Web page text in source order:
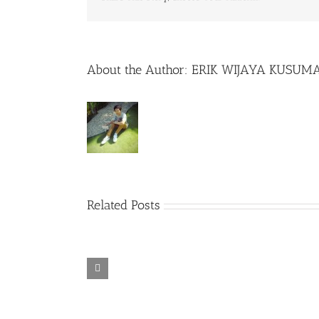
About the Author: ERIK WIJAYA
Related Posts